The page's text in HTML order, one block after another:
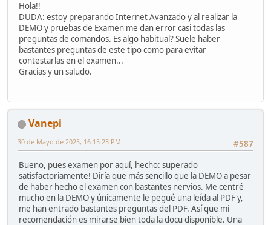
Hola!!
DUDA: estoy preparando Internet Avanzado y al realizar la
DEMO y pruebas de Examen me dan error casi todas las
preguntas de comandos. Es algo habitual? Suele haber
bastantes preguntas de este tipo como para evitar
contestarlas en el examen...
Gracias y un saludo.
Vanepi
#587
30 de Mayo de 2025, 16:15:23 PM
Bueno, pues examen por aquí, hecho: superado
satisfactoriamente! Diría que más sencillo que la DEMO a pesar
de haber hecho el examen con bastantes nervios. Me centré
mucho en la DEMO y únicamente le pegué una leída al PDF y,
me han entrado bastantes preguntas del PDF. Así que mi
recomendación es mirarse bien toda la docu disponible. Una